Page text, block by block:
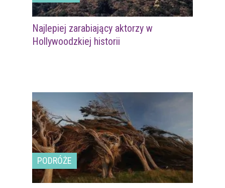
Najlepiej zarabiający aktorzy w
Hollywoodzkiej historii
PODRÓŻE